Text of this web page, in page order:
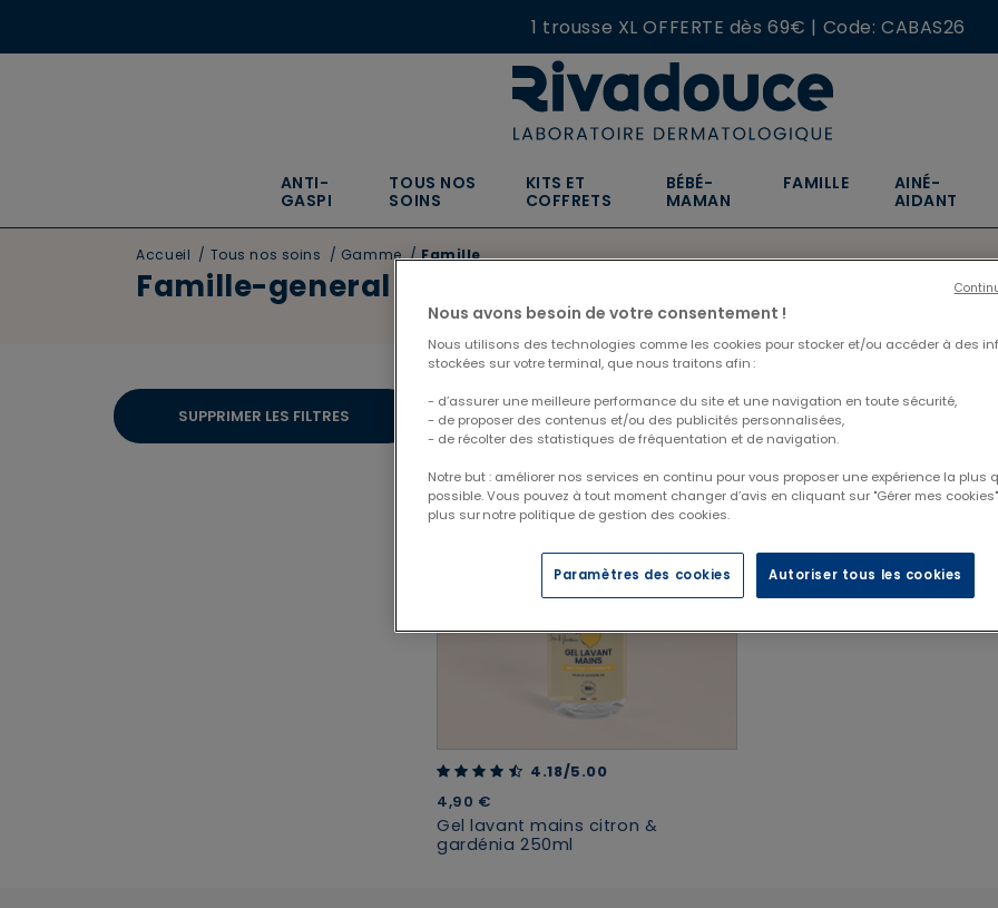
1 trousse XL OFFERTE dès 69€ | Code: CABAS26
NOUVEAU : Craquez pour nos nouvelles écorecharges​
ANTI-
GASPI
TOUS NOS
SOINS
KITS ET
COFFRETS
BÉBÉ-
MAMAN
FAMILLE
AINÉ-
AIDANT
Accueil / Tous nos soins / Gamme/Famille
Famille-general
SUPPRIMER LES FILTRES 1 résultats
4.18 out of 5 Customer Rating
4.18/5.00
4,90 €
Gel lavant mains citron &
gardénia 250ml
Nous avons besoin de votre consentement !
Nous utilisons des technologies comme les cookies pour stocker et/ou accéder à des
stockées sur votre terminal, que nous traitons afin :
- d’assurer une meilleure performance du site et une navigation en toute sécurité,
- de proposer des contenus et/ou des publicités personnalisées,
- de récolter des statistiques de fréquentation et de navigation.
Notre but : améliorer nos services en continu pour vous proposer une expérience la plus
possible. Vous pouvez à tout moment changer d’avis en cliquant sur "Gérer mes
plus sur notre politique de gestion des cookies.
Paramètres des cookies Autoriser tous les cookies